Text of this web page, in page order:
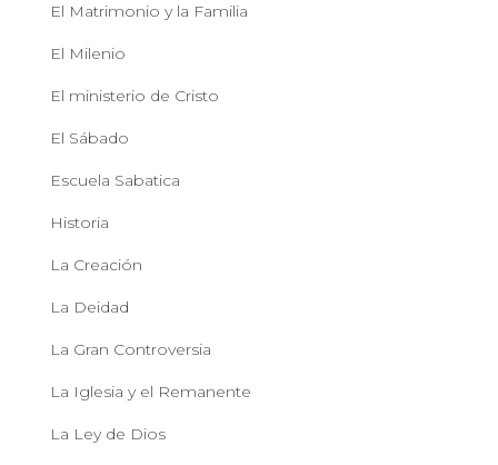
El Matrimonio y la Familia
El Milenio
El ministerio de Cristo
El Sábado
Escuela Sabatica
Historia
La Creación
La Deidad
La Gran Controversia
La Iglesia y el Remanente
La Ley de Dios